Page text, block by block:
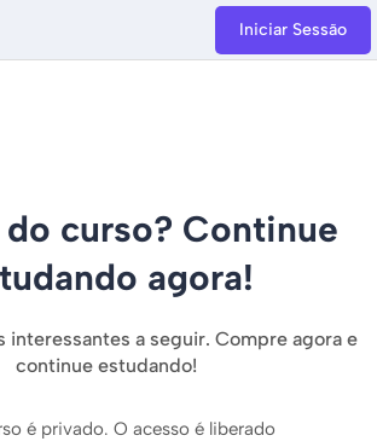
Iniciar Sessão
curso? Continue
agora!
interessantes a seguir. Compre agora e
continue estudando!
é privado. O acesso é liberado